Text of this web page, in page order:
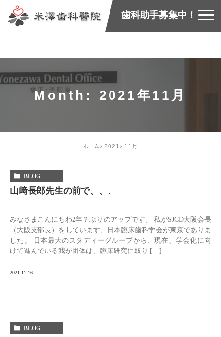
歯科助手募集中！
Month: 2021年11月
ホーム 2021 11月
BLOG
山﨑長郎先生の前で、、、
みなさまこんにちわ2年？ぶりのアップです。 私がSJCD大阪会長
（大阪支部長）をしています、日本臨床歯科学会が東京でありま
した。 日本最大のスタディーグループから、現在、学会化に向
けて進んでいる我が団体は、臨床研究に取り […]
2021.11.16
BLOG